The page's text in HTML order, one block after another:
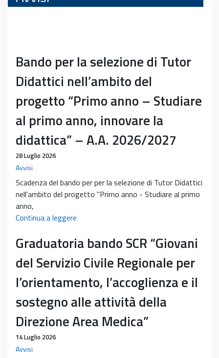
Bando per la selezione di Tutor
Didattici nell’ambito del
progetto “Primo anno – Studiare
al primo anno, innovare la
didattica” – A.A. 2026/2027
28 Luglio 2026
Avvisi
Scadenza del bando per per la selezione di Tutor Didattici
nell'ambito del progetto "Primo anno - Studiare al primo
anno,
Continua a leggere
la
di
Tutor
Didattici
nell’ambito
progetto
Graduatoria bando SCR “Giovani
del Servizio Civile Regionale per
l’orientamento, l’accoglienza e il
sostegno alle attività della
Direzione Area Medica”
14 Luglio 2026
Avvisi